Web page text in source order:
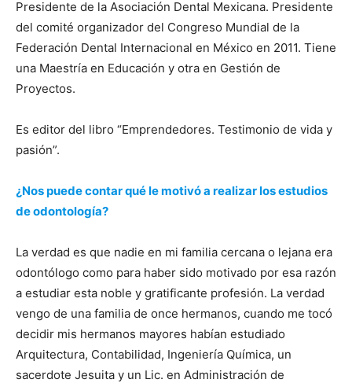
Presidente de la Asociación Dental Mexicana. Presidente
del comité organizador del Congreso Mundial de la
Federación Dental Internacional en México en 2011. Tiene
una Maestría en Educación y otra en Gestión de
Proyectos.
Es editor del libro “Emprendedores. Testimonio de vida y
pasión”.
¿Nos puede contar qué le motivó a realizar los estudios
de odontología?
La verdad es que nadie en mi familia cercana o lejana era
odontólogo como para haber sido motivado por esa razón
a estudiar esta noble y gratificante profesión. La verdad
vengo de una familia de once hermanos, cuando me tocó
decidir mis hermanos mayores habían estudiado
Arquitectura, Contabilidad, Ingeniería Química, un
sacerdote Jesuita y un Lic. en Administración de